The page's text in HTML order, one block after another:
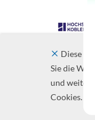
Diese
Sie die
und weiter
Cookies.